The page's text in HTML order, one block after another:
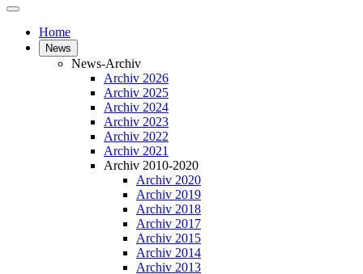
Home
News
News-Archiv
Archiv 2026
Archiv 2025
Archiv 2024
Archiv 2023
Archiv 2022
Archiv 2021
Archiv 2010-2020
Archiv 2020
Archiv 2019
Archiv 2018
Archiv 2017
Archiv 2015
Archiv 2014
Archiv 2013